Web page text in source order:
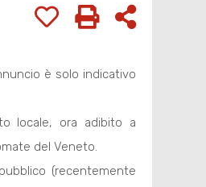
è solo indicativo
locale, ora adibito a
del Veneto.
(recentemente